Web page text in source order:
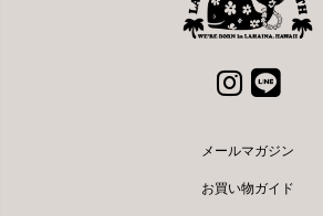
メールマガジン
お買い物ガイド